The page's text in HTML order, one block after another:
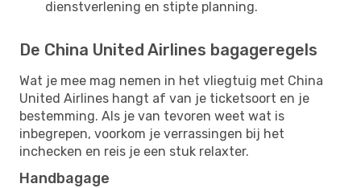
dienstverlening en stipte planning.
De China United Airlines bagageregels
Wat je mee mag nemen in het vliegtuig met China
United Airlines hangt af van je ticketsoort en je
bestemming. Als je van tevoren weet wat is
inbegrepen, voorkom je verrassingen bij het
inchecken en reis je een stuk relaxter.
Handbagage